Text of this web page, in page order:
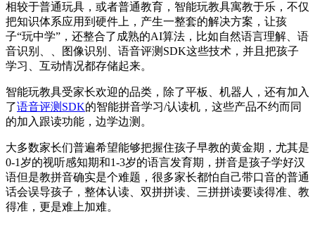
相较于普通玩具，或者普通教育，智能玩教具寓教于乐，不仅
把知识体系应用到硬件上，产生一整套的解决方案，让孩
子“玩中学”，还整合了成熟的AI算法，比如自然语言理解、语
音识别、、图像识别、语音评测SDK这些技术，并且把孩子
学习、互动情况都存储起来。
智能玩教具受家长欢迎的品类，除了平板、机器人，还有加入
了语音评测SDK的智能拼音学习/认读机，这些产品不约而同
的加入跟读功能，边学边测。
大多数家长们普遍希望能够把握住孩子早教的黄金期，尤其是
0-1岁的视听感知期和1-3岁的语言发育期，拼音是孩子学好汉
语但是教拼音确实是个难题，很多家长都怕自己带口音的普通
话会误导孩子，整体认读、双拼拼读、三拼拼读要读得准、教
得准，更是难上加难。